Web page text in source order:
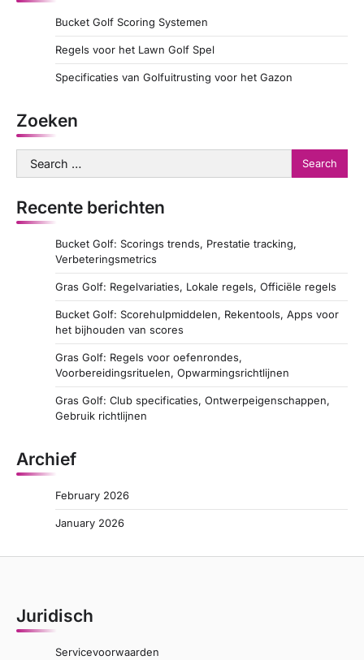
Bucket Golf Scoring Systemen
Regels voor het Lawn Golf Spel
Specificaties van Golfuitrusting voor het Gazon
Zoeken
Search
for:
Recente berichten
Bucket Golf: Scorings trends, Prestatie tracking,
Verbeteringsmetrics
Gras Golf: Regelvariaties, Lokale regels, Officiële regels
Bucket Golf: Scorehulpmiddelen, Rekentools, Apps voor
het bijhouden van scores
Gras Golf: Regels voor oefenrondes,
Voorbereidingsrituelen, Opwarmingsrichtlijnen
Gras Golf: Club specificaties, Ontwerpeigenschappen,
Gebruik richtlijnen
Archief
February 2026
January 2026
Juridisch
Servicevoorwaarden